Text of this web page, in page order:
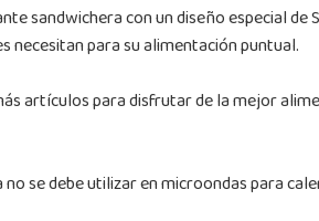
sandwichera con un diseño especial
necesitan para su alimentación puntual.
artículos para disfrutar de la mejor
se debe utilizar en microondas para